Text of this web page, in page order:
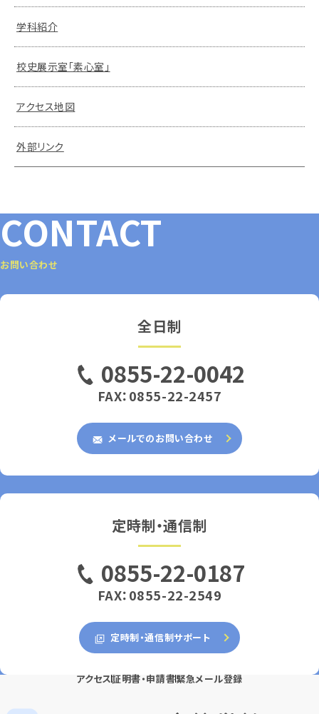
学科紹介
校史展示室「素心室」
アクセス地図
外部リンク
CONTACT
お問い合わせ
全日制
0855-22-0042
FAX：0855-22-2457
メールでのお問い合わせ
定時制・通信制
0855-22-0187
FAX：0855-22-2549
定時制・通信制サポート
アクセス証明書・申請書緊急メール登録